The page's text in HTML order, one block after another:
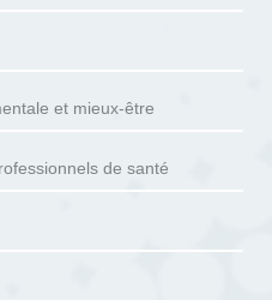
et mieux-être
de santé